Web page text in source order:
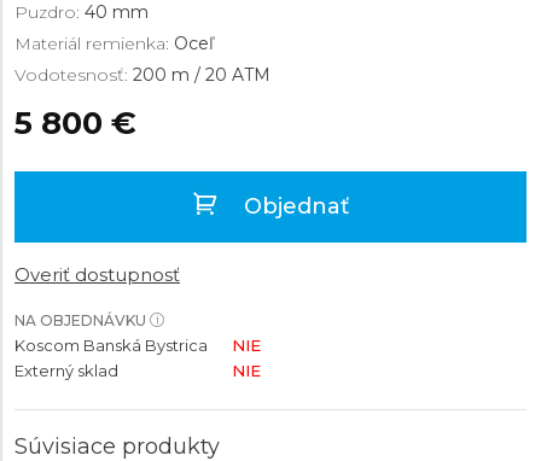
Puzdro: 40 mm
Materiál remienka: Oceľ
Vodotesnosť: 200 m / 20 ATM
5 800 €
Objednať
Overiť dostupnosť
NA OBJEDNÁVKU
Koscom Banská Bystrica
NIE
Externý sklad
NIE
Súvisiace produkty